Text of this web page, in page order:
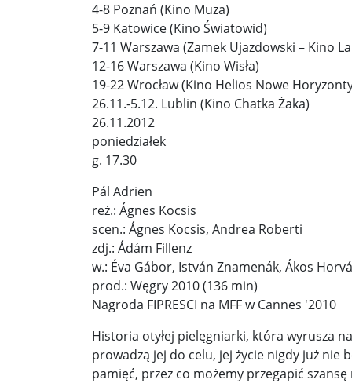
Donald Trump starł się w internecie z byłym
Elektrownia Powiśle: energia dla walczącej
Kapelusz w błocie ... Korea Południowa
Brazylia udziela Stanom Zjednoczonym lekcji
Donieck bez wody i z fekaliami za oknem. Ale z
Sondaż: Andrzej Duda – prezydent wszystkich
Kolejne zapowiedzi uznania państwa
Ozzy Osbourne żegnany jak król heavy metalu
Démarche podczas przemówienia Walentyny
„Złamane tabu”. Wobec Izraela padły
10 najsilniejszych, odnotowanych trzęsień ziemi.
4-8 Poznań (Kino Muza)
5-9 Katowice (Kino Światowid)
7-11 Warszawa (Zamek Ujazdowski – Kino
12-16 Warszawa (Kino Wisła)
19-22 Wrocław (Kino Helios Nowe
26.11.-5.12. Lublin (Kino Chatka Żaka)
26.11.2012
poniedziałek
g. 17.30
Pál Adrien
reż.: Ágnes Kocsis
scen.: Ágnes Kocsis, Andrea Roberti
zdj.: Ádám Fillenz
w.: Éva Gábor, István Znamenák, Ákos
prod.: Węgry 2010 (136 min)
Nagroda FIPRESCI na MFF w Cannes '2010
Historia otyłej pielęgniarki, która wyrusza
prowadzą jej do celu, jej życie nigdy już nie
pamięć, przez co możemy przegapić